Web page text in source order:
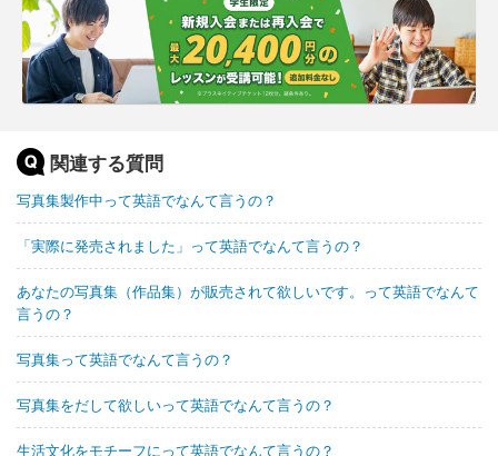
関連する質問
写真集製作中って英語でなんて言うの？
「実際に発売されました」って英語でなんて言うの？
あなたの写真集（作品集）が販売されて欲しいです。って英語でなんて
言うの？
写真集って英語でなんて言うの？
写真集をだして欲しいって英語でなんて言うの？
生活文化をモチーフにって英語でなんて言うの？